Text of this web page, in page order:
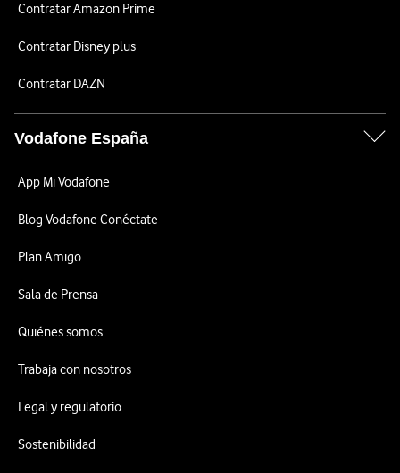
Contratar Amazon Prime
Contratar Disney plus
Contratar DAZN
Vodafone España
App Mi Vodafone
Blog Vodafone Conéctate
Plan Amigo
Sala de Prensa
Quiénes somos
Trabaja con nosotros
Legal y regulatorio
Sostenibilidad